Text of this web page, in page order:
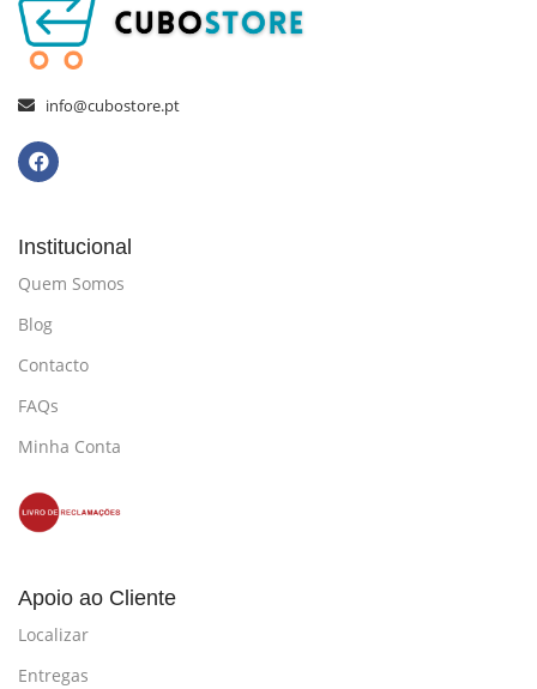
info@cubostore.pt
Institucional
Quem Somos
Blog
Contacto
FAQs
Minha Conta
Apoio ao Cliente
Localizar
Entregas